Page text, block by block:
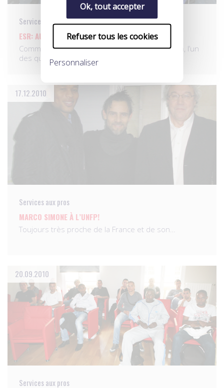
Ok, tout accepter
Refuser tous les cookies
Personnaliser
Services aux pros
ESR: AU BOULOT!
Comme l’an dernier, Europ Sports Reconversion, l’un
des quatre…
17.12.2010
Services aux pros
MARCO SIMONE À L’UNFP!
Toujours très proche de la France et de son…
20.09.2010
Services aux pros